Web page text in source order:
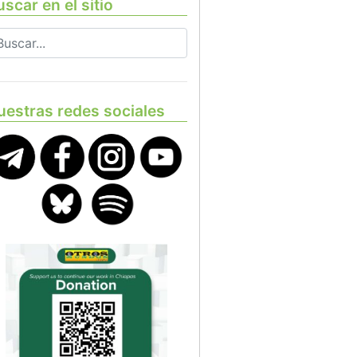
en el sitio
redes sociales